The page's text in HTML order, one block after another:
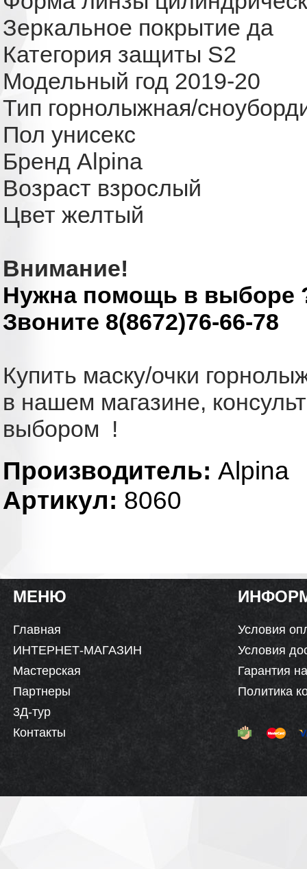
Зеркальное покрытие да
Категория защиты S2
Модельный год 2019-20
Тип горнолыжная/
Пол унисекс
Бренд Alpina
Возраст взрослый
Цвет желтый
Внимание!
Нужна помощь в выборе
Звоните 8(8672)76-66-78
Купить маску/очки
в нашем магазине,
выбором !
Производитель: Alpina
Артикул: 8060
МЕНЮ
Главная
Условия
ИНТЕРНЕТ-МАГАЗИН
Условия
Мастерская
Гарантия
Партнеры
Политика
3Д-тур
Контакты